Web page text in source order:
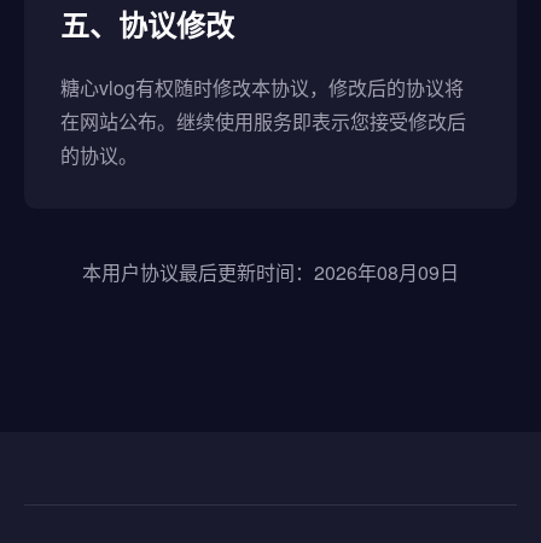
五、协议修改
糖心vlog有权随时修改本协议，修改后的协议将
在网站公布。继续使用服务即表示您接受修改后
的协议。
本用户协议最后更新时间：2026年08月09日